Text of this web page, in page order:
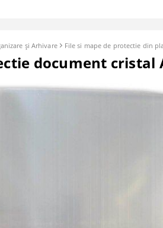
şi Arhivare File si mape de protectie din
document cristal